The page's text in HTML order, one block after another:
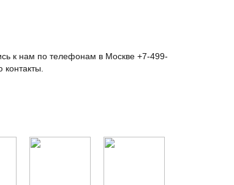
к нам по телефонам в Москве +7-499-